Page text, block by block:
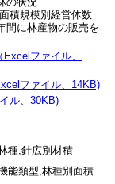
積規模別経営体数
間に林産物の販売を
ファイル、
ファイル、14KB)
ル、30KB)
種,針広別材積
能類型,林種別面積